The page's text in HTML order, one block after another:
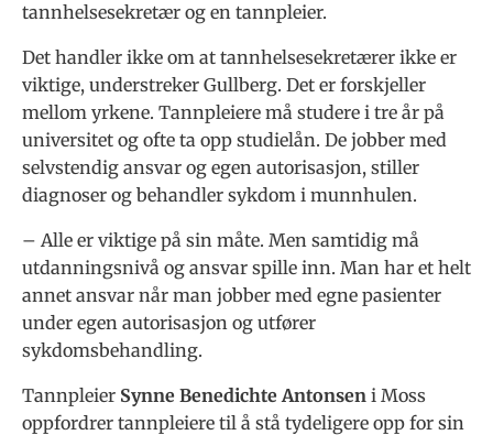
tannhelsesekretær og en tannpleier.
Det handler ikke om at tannhelsesekretærer ikke er
viktige, understreker Gullberg. Det er forskjeller
mellom yrkene. Tannpleiere må studere i tre år på
universitet og ofte ta opp studielån. De jobber med
selvstendig ansvar og egen autorisasjon, stiller
diagnoser og behandler sykdom i munnhulen.
– Alle er viktige på sin måte. Men samtidig må
utdanningsnivå og ansvar spille inn. Man har et helt
annet ansvar når man jobber med egne pasienter
under egen autorisasjon og utfører
sykdomsbehandling.
Tannpleier Synne Benedichte Antonsen i Moss
oppfordrer tannpleiere til å stå tydeligere opp for sin